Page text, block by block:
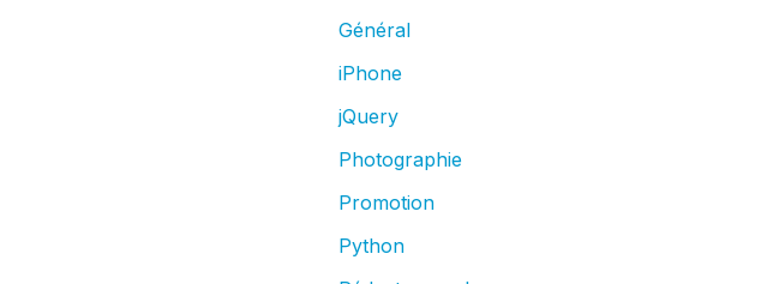
Général
iPhone
jQuery
Photographie
Promotion
Python